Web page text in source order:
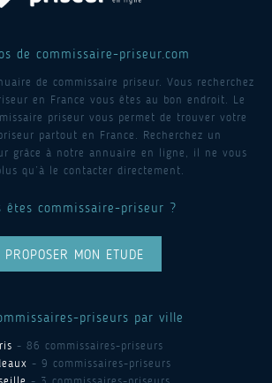
de commissaire-priseur.com
de commissaire priseur. Vous recherchez
en France vous êtes au bon endroit. Le
priseur vous permet de trouver votre
partout en France. Recherchez un
grâce à notre annuaire en ligne, il ne vous
qu’à le contacter directement.
êtes commissaire-priseur ?
PROPOSER MON ETUDE
priseurs par ville
- 86 commissaires-priseurs
- 9 commissaires-priseurs